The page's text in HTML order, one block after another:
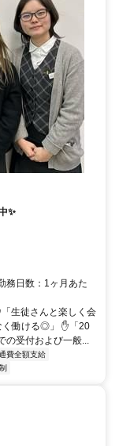
✨
務日数：1ヶ月あた
生徒さんと楽しく会
く働ける◎」 ✋「20
の受付および一般...
費全額支給